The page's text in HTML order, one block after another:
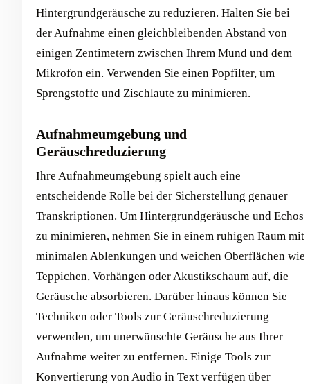
Hintergrundgeräusche zu reduzieren. Halten Sie bei
der Aufnahme einen gleichbleibenden Abstand von
einigen Zentimetern zwischen Ihrem Mund und dem
Mikrofon ein. Verwenden Sie einen Popfilter, um
Sprengstoffe und Zischlaute zu minimieren.
Aufnahmeumgebung und
Geräuschreduzierung
Ihre Aufnahmeumgebung spielt auch eine
entscheidende Rolle bei der Sicherstellung genauer
Transkriptionen. Um Hintergrundgeräusche und Echos
zu minimieren, nehmen Sie in einem ruhigen Raum mit
minimalen Ablenkungen und weichen Oberflächen wie
Teppichen, Vorhängen oder Akustikschaum auf, die
Geräusche absorbieren. Darüber hinaus können Sie
Techniken oder Tools zur Geräuschreduzierung
verwenden, um unerwünschte Geräusche aus Ihrer
Aufnahme weiter zu entfernen. Einige Tools zur
Konvertierung von Audio in Text verfügen über